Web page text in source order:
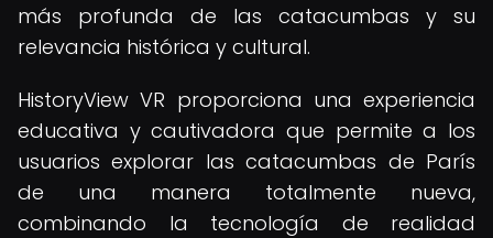
más profunda de las catacumbas y su
relevancia histórica y cultural.
HistoryView VR proporciona una experiencia
educativa y cautivadora que permite a los
usuarios explorar las catacumbas de París
de una manera totalmente nueva,
combinando la tecnología de realidad